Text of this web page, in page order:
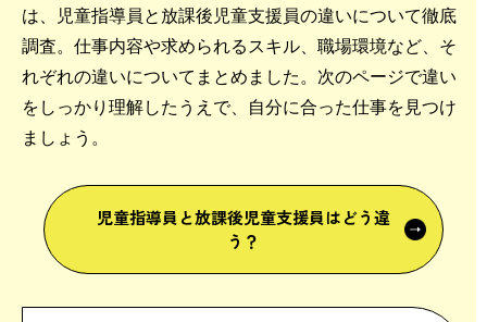
は、児童指導員と放課後児童支援員の違いについて徹底
調査。仕事内容や求められるスキル、職場環境など、そ
れぞれの違いについてまとめました。次のページで違い
をしっかり理解したうえで、自分に合った仕事を見つけ
ましょう。
児童指導員と放課後児童支援員はどう違
う？